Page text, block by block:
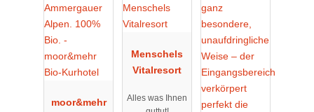
moor&mehr
Menschels
Vitalresort
Alles was Ihnen